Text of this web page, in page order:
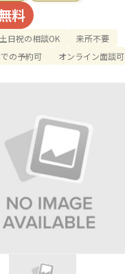
料
土日祝の相談OK
来所不要
での予約可
オンライン面談可